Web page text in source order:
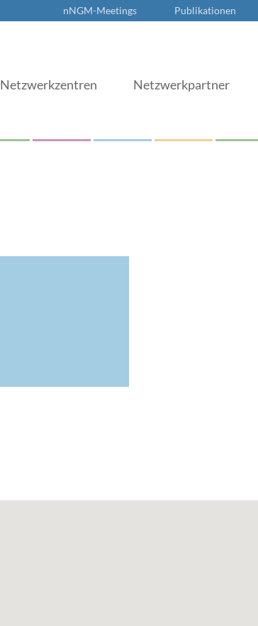
nNGM-Meetings Publikationen
Netzwerkzentren Netzwerkpartner